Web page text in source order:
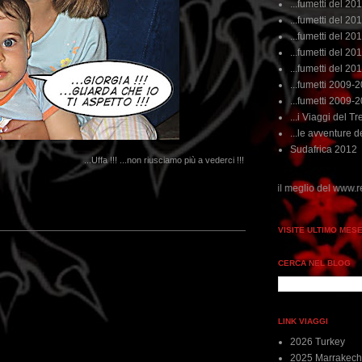
...Uffa !!! ...non riusciamo più a vederci !!!
...fumetti del
...fumetti del
...fumetti del
...fumetti del
...fumetti del
...fumetti 2009-
...fumetti 2009-
...i Viaggi del
...le avventure
Sudafrica 2012
non perdere tempo, clikka "qui", c'è il meglio del www.rebeccatrex.com
VISITE ULTIMO MESE
CERCA NEL BLOG
LINK VIAGGI
2026 Turkey
2025